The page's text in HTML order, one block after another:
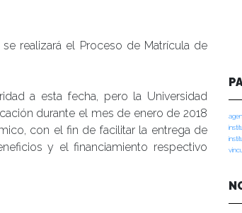
realizará el Proceso de Matrícula de
a esta fecha, pero la Universidad
durante el mes de enero de 2018
con el fin de facilitar la entrega de
y el financiamiento respectivo